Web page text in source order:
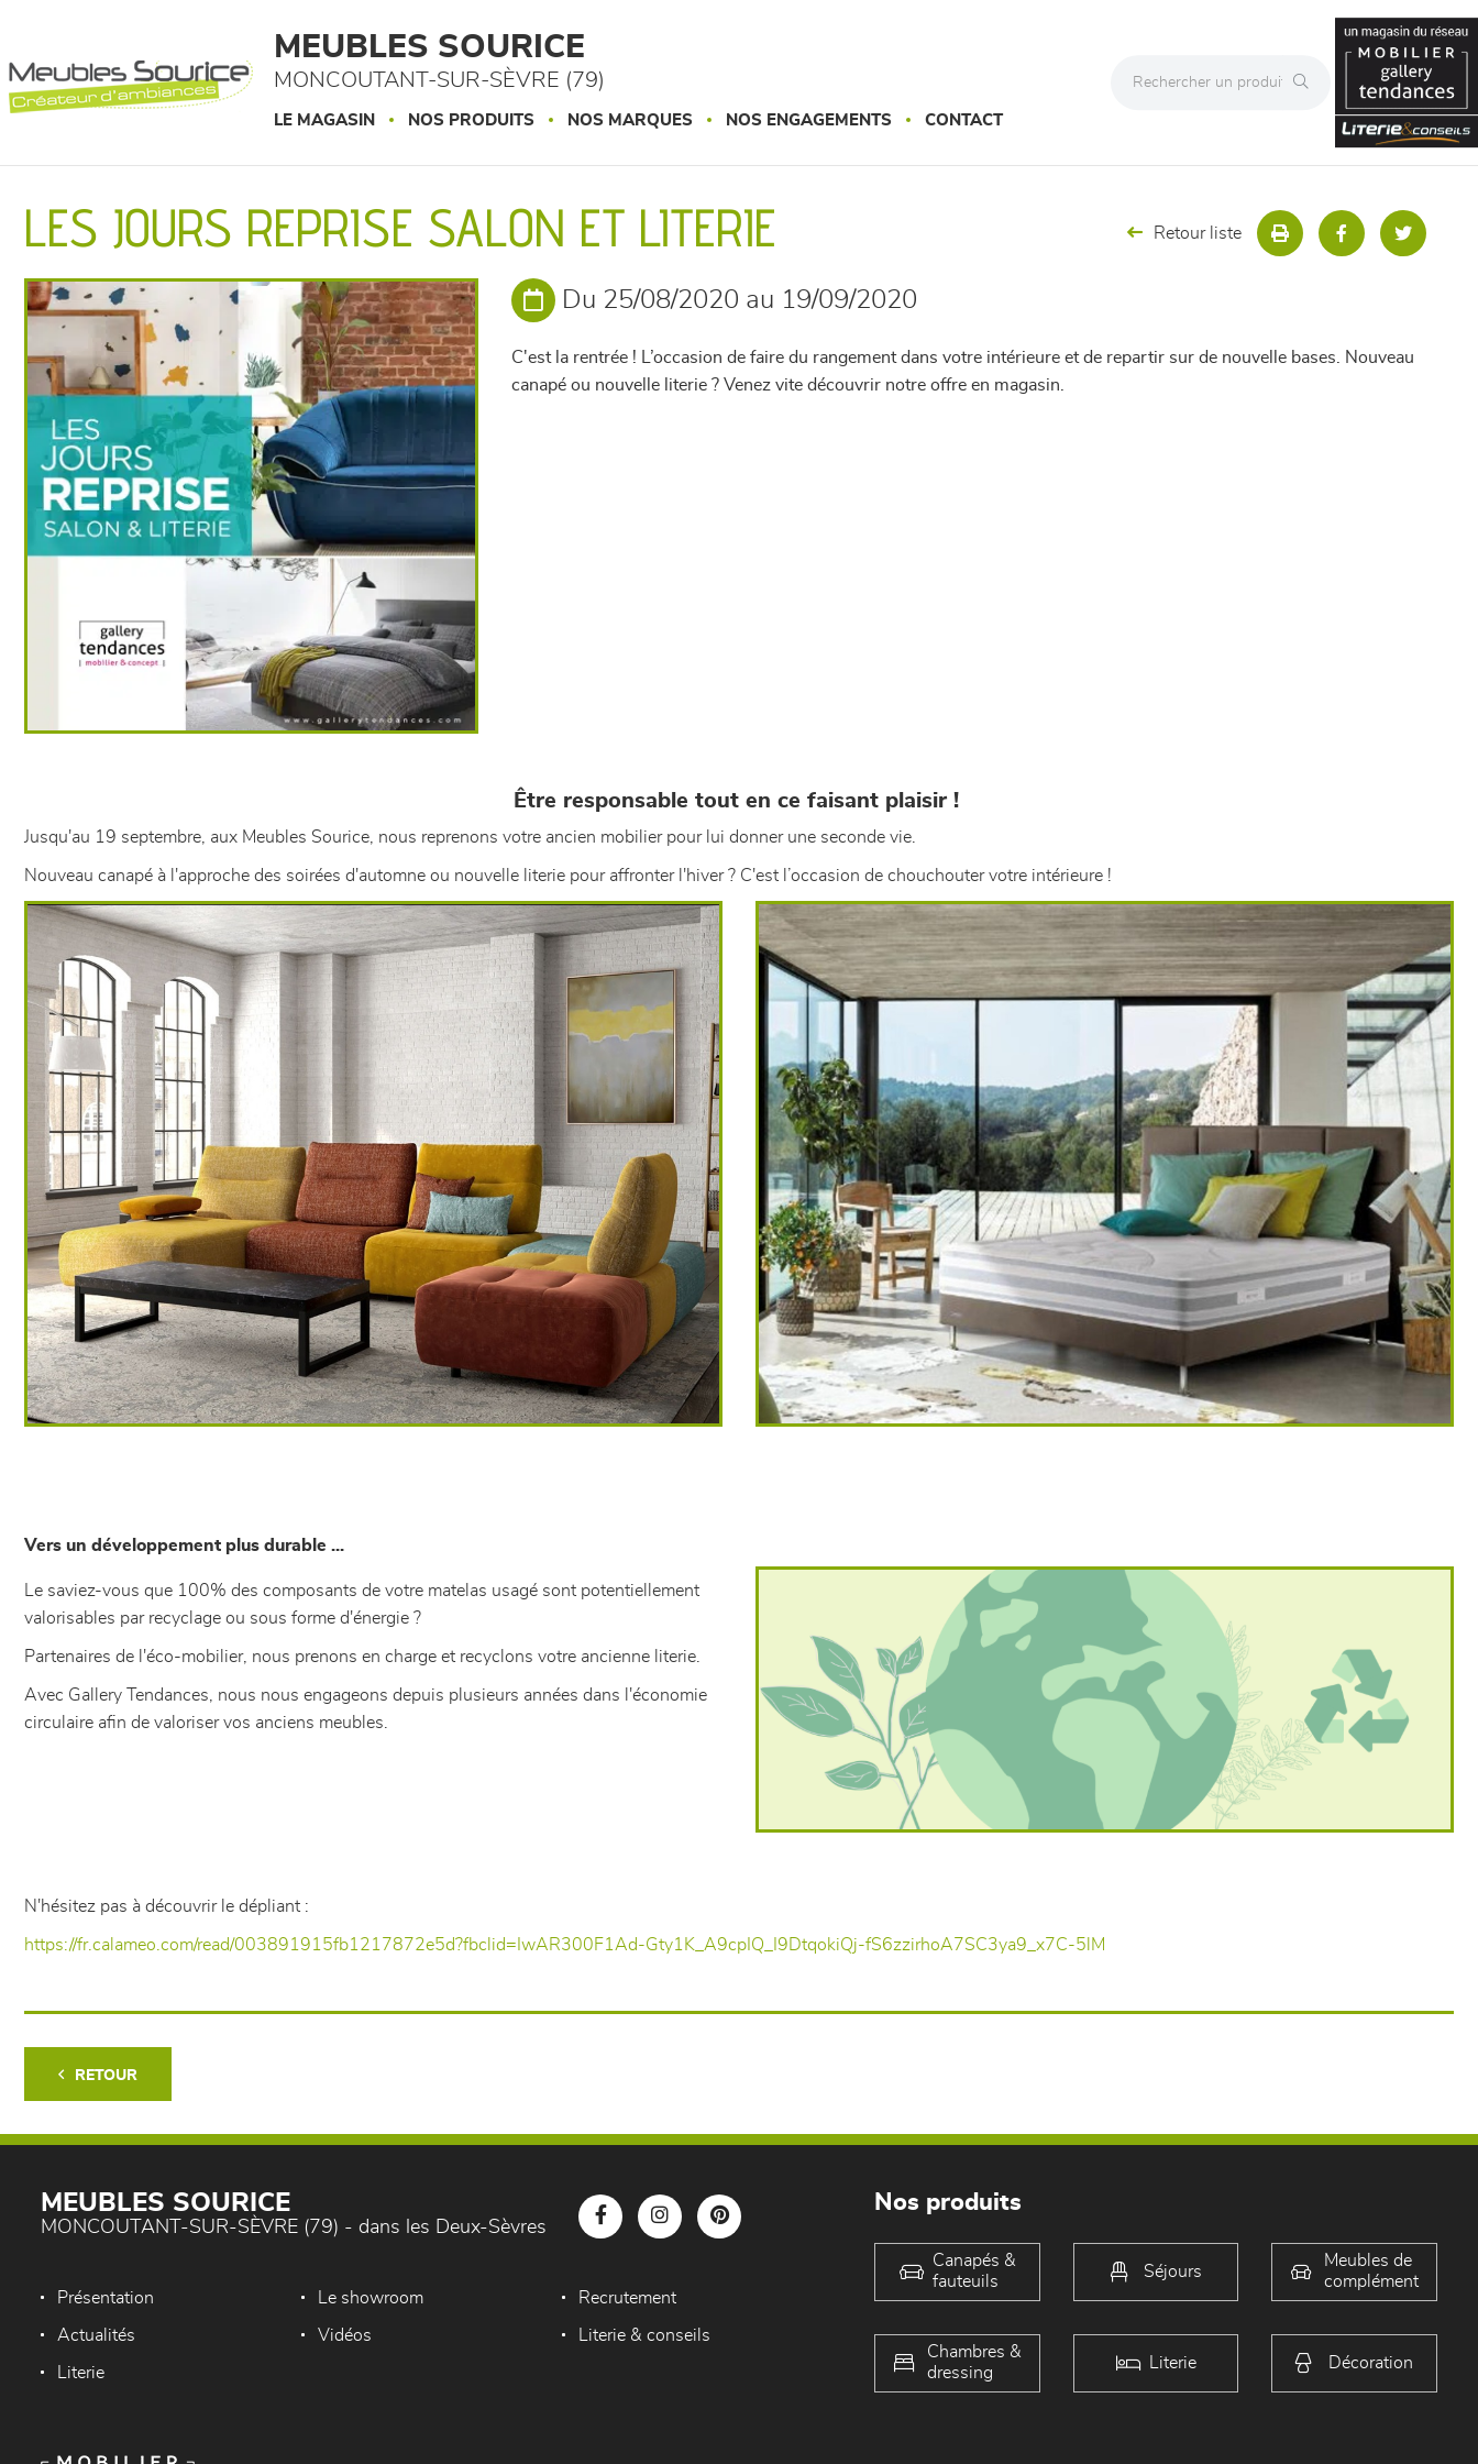
MEUBLES SOURICE
MONCOUTANT-SUR-SÈVRE (79)
LE MAGASIN NOS PRODUITS NOS MARQUES NOS ENGAGEMENTS CONTACT
LES JOURS REPRISE SALON ET LITERIE Retour liste
Du 25/08/2020 au 19/09/2020
C'est la rentrée ! L’occasion de faire du rangement dans votre intérieure et de repartir sur de nouvelle bases. Nouveau
canapé ou nouvelle literie ? Venez vite découvrir notre offre en magasin.
Être responsable tout en ce faisant plaisir !
Jusqu'au 19 septembre, aux Meubles Sourice, nous reprenons votre ancien mobilier pour lui donner une seconde vie.
Nouveau canapé à l'approche des soirées d'automne ou nouvelle literie pour affronter l'hiver ? C'est l’occasion de chouchouter votre intérieure !
Vers un développement plus durable ...
Le saviez-vous que 100% des composants de votre matelas usagé sont potentiellement
valorisables par recyclage ou sous forme d'énergie ?
Partenaires de l'éco-mobilier, nous prenons en charge et recyclons votre ancienne literie.
Avec Gallery Tendances, nous nous engageons depuis plusieurs années dans l'économie
circulaire afin de valoriser vos anciens meubles.
N'hésitez pas à découvrir le dépliant :
https://fr.calameo.com/read/003891915fb1217872e5d?fbclid=IwAR300F1Ad-Gty1K_A9cpIQ_I9DtqokiQj-fS6zzirhoA7SC3ya9_x7C-5lM
RETOUR
MEUBLES SOURICE
MONCOUTANT-SUR-SÈVRE (79) - dans les Deux-Sèvres
Présentation Le showroom Recrutement
Actualités Vidéos Literie & conseils
Literie
Nos produits
Canapés &
fauteuils
Séjours
Meubles de
complément
Chambres &
dressing
Literie Décoration